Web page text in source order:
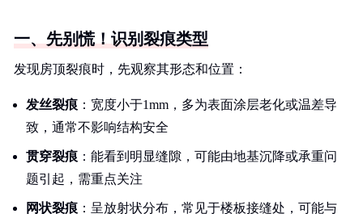
一、先别慌！识别裂痕类型
发现房顶裂痕时，先观察其形态和位置：
发丝裂痕 ：宽度小于1mm，多为表面涂层老化或温差导
致，通常不影响结构安全
贯穿裂痕 ：能看到明显缝隙，可能由地基沉降或承重问
题引起，需重点关注
网状裂痕 ：呈放射状分布，常见于楼板接缝处，可能与